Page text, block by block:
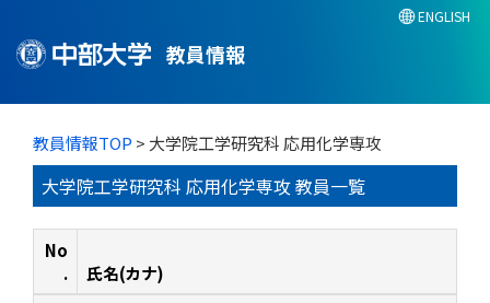
教員情報
ENGLISH
教員情報TOP > 大学院工学研究科 応用化学専攻
大学院工学研究科 応用化学専攻 教員一覧
No
.
氏名(カナ)